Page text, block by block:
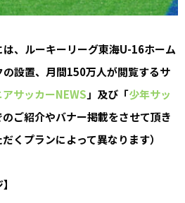
、ルーキーリーグ東海U-16ホーム
設置、月間150万人が閲覧するサ
アサッカーNEWS 」及び「少年サッ
のご紹介やバナー掲載をさせて頂き
くプランによって異なります）